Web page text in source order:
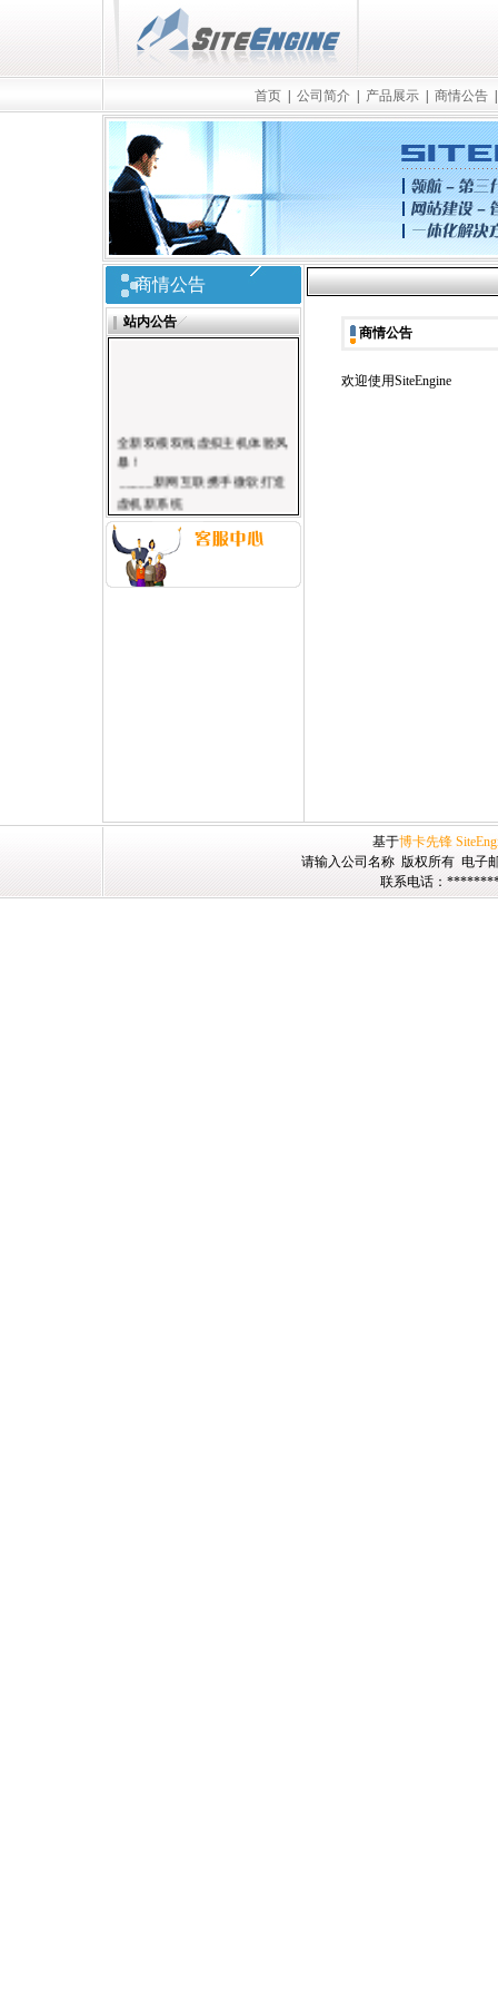
首页 公司简介 产品展示 商情公告
商情公告
站内公告
全新双模双线虚拟主机体验风
暴！
新网互联携手微软打造
虚机新系统
运行更稳定，访问速度更快，
双线机房彻底解决南北互通；
支持互联网与无线网络双模式
商情公告
欢迎使用SiteEngine
基于博卡先锋
请输入公司名称 版权所有 电子
联系电话：